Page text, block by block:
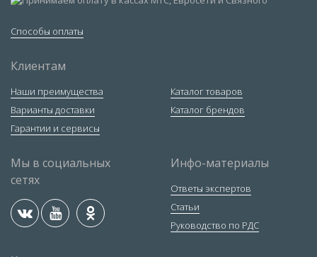
Способы оплаты
Клиентам
Наши преимущества
Варианты доставки
Гарантии и сервисы
Каталог товаров
Каталог брендов
Мы в социальных
сетях
Инфо-материалы
Ответы экспертов
Статьи
Руководство по РДС